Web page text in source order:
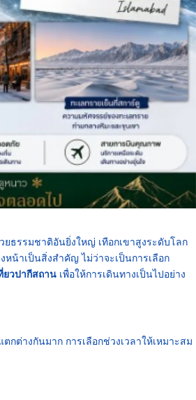
ธรรมชาติอันยิ่งใหญ่ เทือกเขาสูงระดับโลก
น้าเป็นสิ่งสำคัญ ไม่ว่าจะเป็นการเลือก
ยวปากีสถาน เพื่อให้การเดินทางเป็นไปอย่าง
ต่างกันมาก การเลือกช่วงเวลาให้เหมาะสม